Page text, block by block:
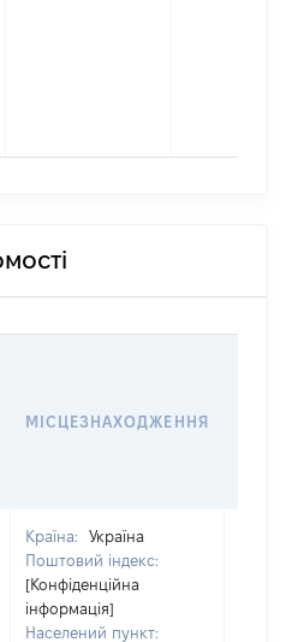
МІСЦЕЗНАХОДЖЕННЯ
Країна:
Україна
Поштовий індекс:
[Конфіденційна
інформація]
Населений пункт: